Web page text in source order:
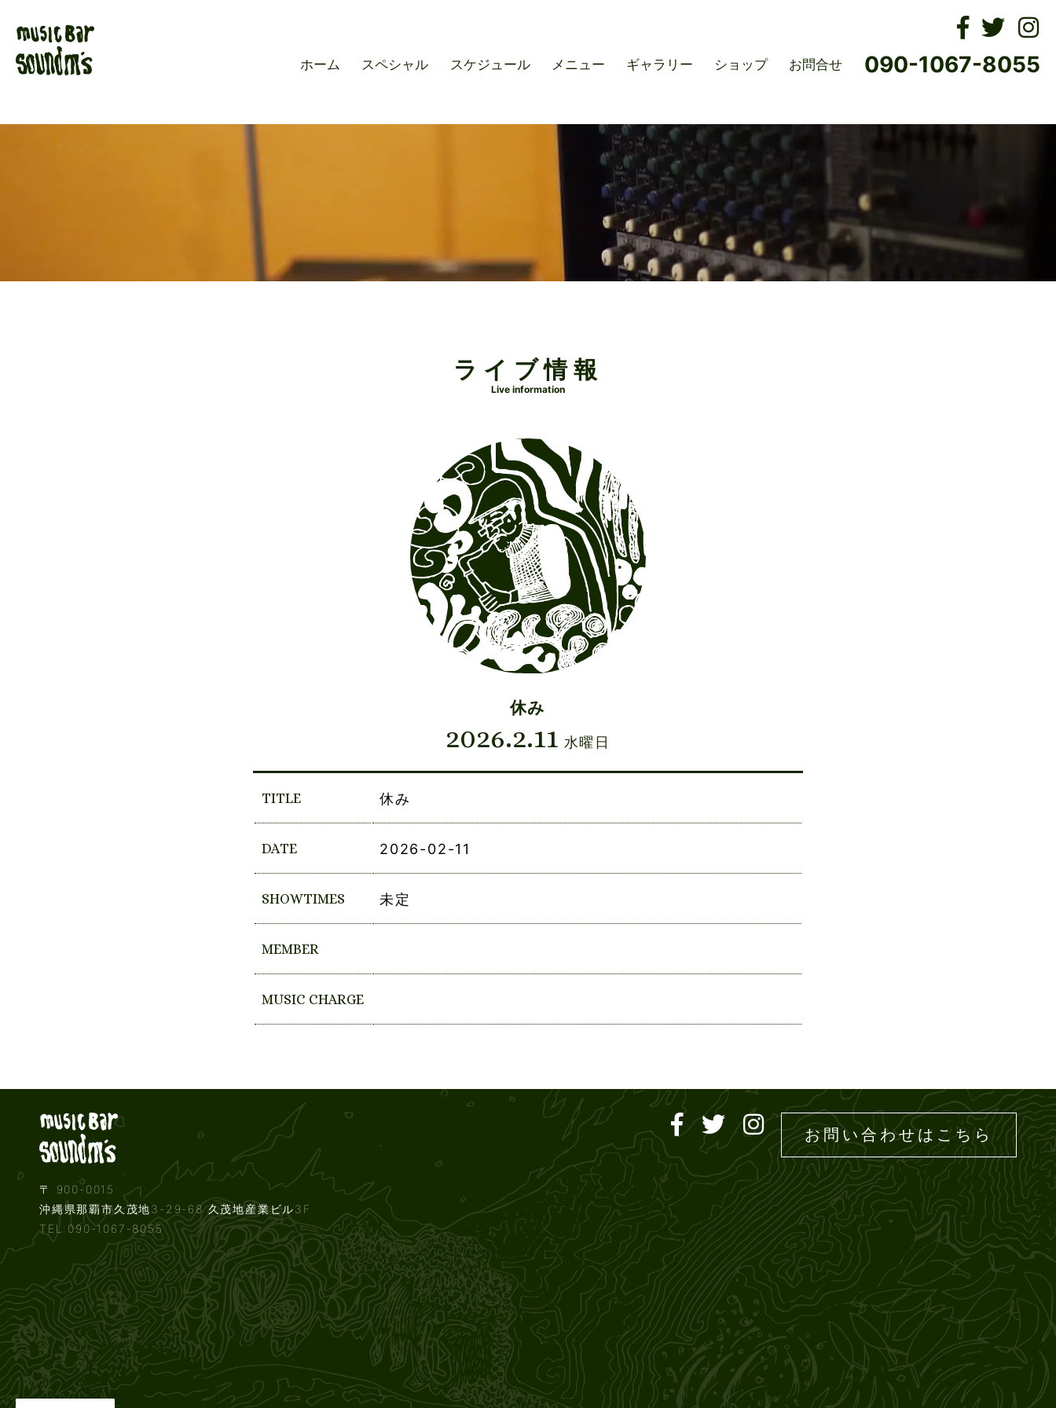
ホーム スペシャル スケジュール メニュー ギャラリー ショップ お問合せ 090-1067-8055
ライブ情報
Live information
休み
2026.2.11 水曜日
TITLE 休み
DATE 2026-02-11
SHOWTIMES 未定
MEMBER
MUSIC CHARGE
Live music bar SOUND M'S – サウンドエムズ
〒 900-0015
沖縄県那覇市久茂地3-29-68 久茂地産業ビル3F
TEL:090-1067-8055
お問い合わせはこちら